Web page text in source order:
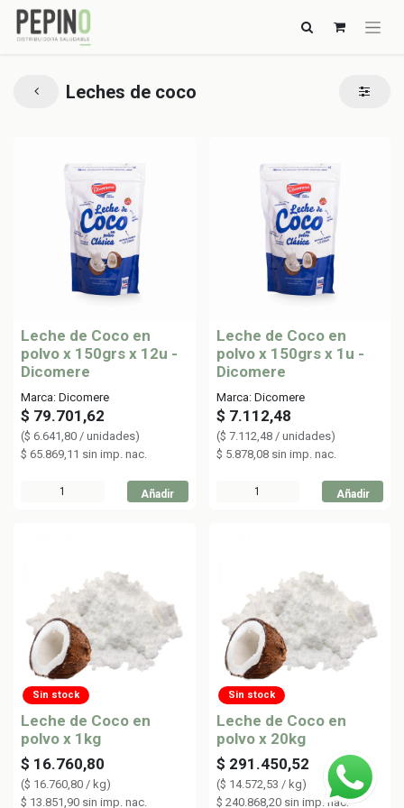
Leches de coco
Leche de Coco en
polvo x 150grs x 12u -
Dicomere
Marca: Dicomere
$ 79.701,62
($ 6.641,80 / unidades)
$ 65.869,11 sin imp. nac.
Añadir
Leche de Coco en
polvo x 150grs x 1u -
Dicomere
Marca: Dicomere
$ 7.112,48
($ 7.112,48/ unidades)
$ 5.878,08 sin imp. nac.
Añadir
Sin stock
Leche de Coco en
polvo x 1kg
$ 16.760,80
($ 16.760,80 / kg)
$ 13.851,90 sin imp. nac.
Sin stock
Leche de Coco en
polvo x 20kg
$ 291.450,52
($ 14.572,53 / kg)
$ 240.868,20 sin imp. nac.